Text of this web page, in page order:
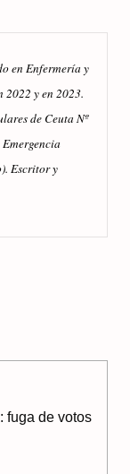
en Enfermería y
y en 2023.
de Ceuta Nº
Escritor y
fuga de votos